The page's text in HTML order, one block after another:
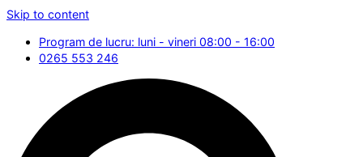
Skip to content
Program de lucru: luni - vineri 08:00 - 16:00
0265 553 246